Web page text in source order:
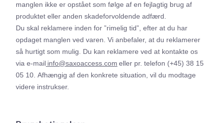
manglen ikke er opstået som følge af en fejlagtig brug af
produktet eller anden skadeforvoldende adfærd.
Du skal reklamere inden for ”rimelig tid”, efter at du har
opdaget manglen ved varen. Vi anbefaler, at du reklamerer
så hurtigt som mulig. Du kan reklamere ved at kontakte os
via e-mail info@saxoaccess.com eller pr. telefon (+45) 38 15
05 10. Afhængig af den konkrete situation, vil du modtage
videre instrukser.